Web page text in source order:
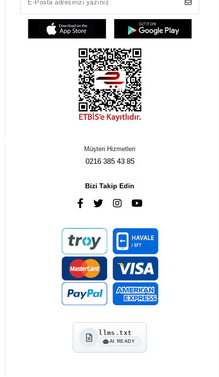
Müşteri Hizmetleri
0216 385 43 85
Bizi Takip Edin
llms.txt
AI READY